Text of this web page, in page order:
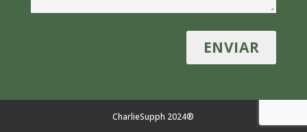
CharlieSupph 2024®